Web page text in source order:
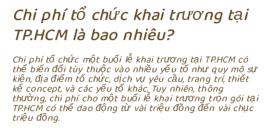
Chi phí tổ chức khai trương tại
TP.HCM là bao nhiêu?
Chi phí tổ chức một buổi lễ khai trương tại TP.HCM có
thể biến đổi tùy thuộc vào nhiều yếu tố như quy mô sự
kiện, địa điểm tổ chức, dịch vụ yêu cầu, trang trí, thiết
kế concept, và các yếu tố khác. Tuy nhiên, thông
thường, chi phí cho một buổi lễ khai trương trọn gói tại
TP.HCM có thể dao động từ vài triệu đồng đến vài chục
triệu đồng.